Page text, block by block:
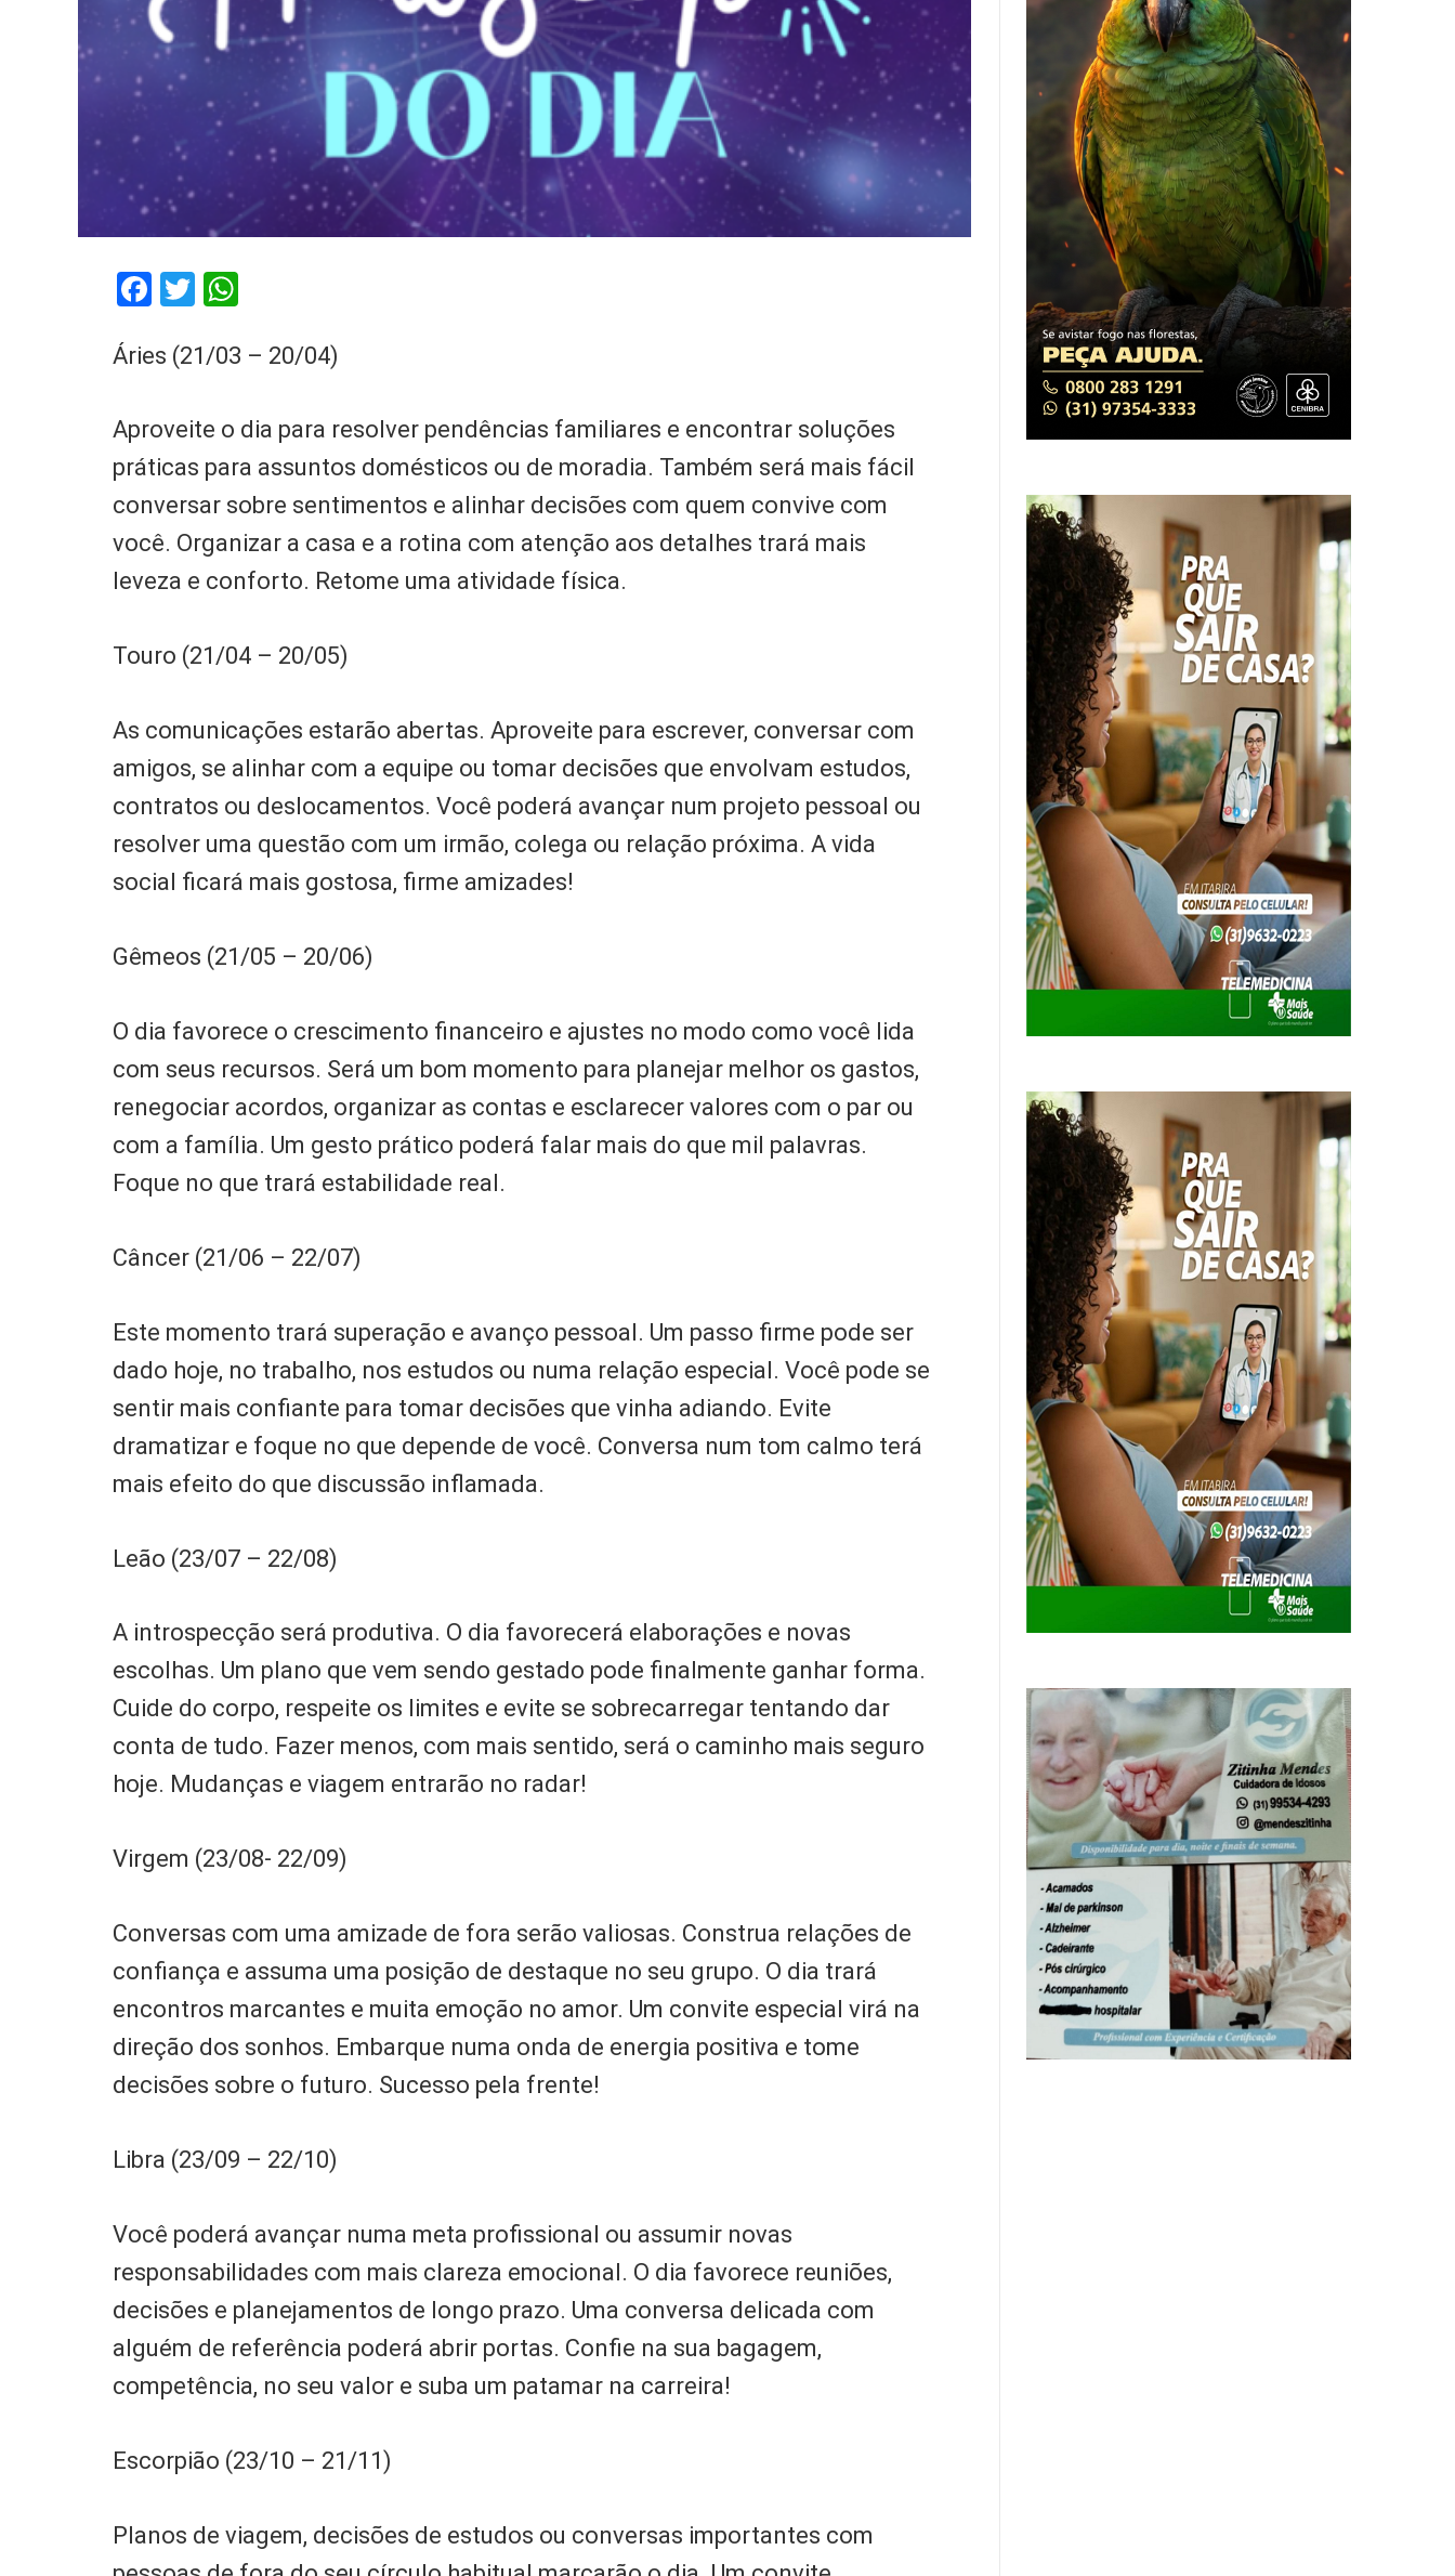
Facebook
Twitter
Áries (21/03 – 20/04)
Aproveite o dia para resolver pendências familiares e encontrar soluções
práticas para assuntos domésticos ou de moradia. Também será mais fácil
conversar sobre sentimentos e alinhar decisões com quem convive com
você. Organizar a casa e a rotina com atenção aos detalhes trará mais
leveza e conforto. Retome uma atividade física.
Touro (21/04 – 20/05)
As comunicações estarão abertas. Aproveite para escrever, conversar com
amigos, se alinhar com a equipe ou tomar decisões que envolvam estudos,
contratos ou deslocamentos. Você poderá avançar num projeto pessoal ou
resolver uma questão com um irmão, colega ou relação próxima. A vida
social ficará mais gostosa, firme amizades!
Gêmeos (21/05 – 20/06)
O dia favorece o crescimento financeiro e ajustes no modo como você lida
com seus recursos. Será um bom momento para planejar melhor os gastos,
renegociar acordos, organizar as contas e esclarecer valores com o par ou
com a família. Um gesto prático poderá falar mais do que mil palavras.
Foque no que trará estabilidade real.
Câncer (21/06 – 22/07)
Este momento trará superação e avanço pessoal. Um passo firme pode ser
dado hoje, no trabalho, nos estudos ou numa relação especial. Você pode se
sentir mais confiante para tomar decisões que vinha adiando. Evite
dramatizar e foque no que depende de você. Conversa num tom calmo terá
mais efeito do que discussão inflamada.
Leão (23/07 – 22/08)
A introspecção será produtiva. O dia favorecerá elaborações e novas
escolhas. Um plano que vem sendo gestado pode finalmente ganhar forma.
Cuide do corpo, respeite os limites e evite se sobrecarregar tentando dar
conta de tudo. Fazer menos, com mais sentido, será o caminho mais seguro
hoje. Mudanças e viagem entrarão no radar!
Virgem (23/08- 22/09)
Conversas com uma amizade de fora serão valiosas. Construa relações de
confiança e assuma uma posição de destaque no seu grupo. O dia trará
encontros marcantes e muita emoção no amor. Um convite especial virá na
direção dos sonhos. Embarque numa onda de energia positiva e tome
decisões sobre o futuro. Sucesso pela frente!
Libra (23/09 – 22/10)
Você poderá avançar numa meta profissional ou assumir novas
responsabilidades com mais clareza emocional. O dia favorece reuniões,
decisões e planejamentos de longo prazo. Uma conversa delicada com
alguém de referência poderá abrir portas. Confie na sua bagagem,
competência, no seu valor e suba um patamar na carreira!
Escorpião (23/10 – 21/11)
Planos de viagem, decisões de estudos ou conversas importantes com